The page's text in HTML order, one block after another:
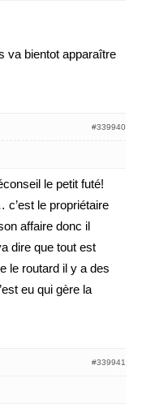
va bientot apparaître
#339940
le petit futé!
le propriétaire
affaire donc il
dire que tout est
le routard il y a des
eu qui gère la
#339941